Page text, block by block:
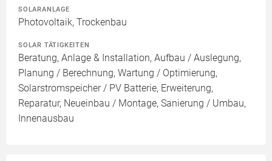
SOLARANLAGE
Photovoltaik, Trockenbau
SOLAR TÄTIGKEITEN
Beratung, Anlage & Installation, Aufbau / Auslegung,
Planung / Berechnung, Wartung / Optimierung,
Solarstromspeicher / PV Batterie, Erweiterung,
Reparatur, Neueinbau / Montage, Sanierung / Umbau,
Innenausbau